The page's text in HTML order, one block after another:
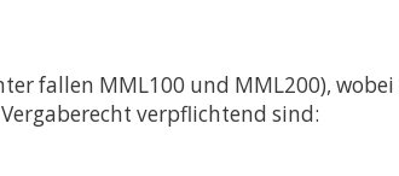
fallen MML100 und MML200),
verpflichtend sind: